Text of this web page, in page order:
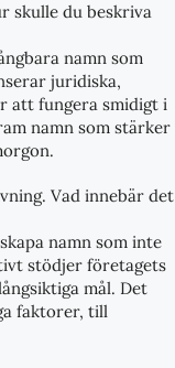
skulle du beskriva
namn som
juridiska,
att fungera smidigt i
namn som stärker
Vad innebär det
namn som inte
stödjer företagets
mål. Det
faktorer, till